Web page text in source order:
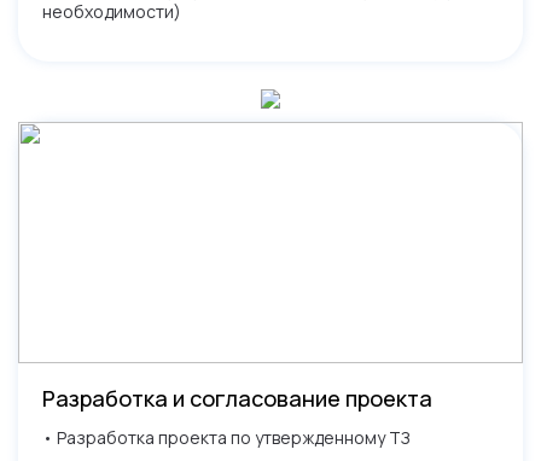
необходимости)
Разработка и согласование проекта
• Разработка проекта по утвержденному ТЗ